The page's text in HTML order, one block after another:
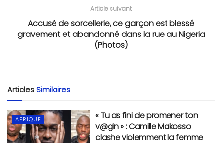
Article suivant
Accusé de sorcellerie, ce garçon est blessé
gravement et abandonné dans la rue au Nigeria
(Photos)
ArticlesSimilaires
AFRIQUE
« Tu as fini de promener ton
v@gin » : Camille Makosso
clashe violemment la femme